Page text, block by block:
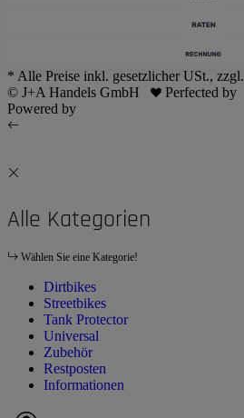
* Alle Preise inkl. gesetzlicher USt., zzgl.
© J+A Handels GmbH
Perfected by
Powered by
Alle Kategorien
Wählen Sie eine Kategorie!
Dirtbikes
Streetbikes
Tank Protector
Universal
Zubehör
Restposten
Informationen